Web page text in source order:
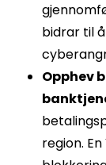
bidrar til
Opphev
region.